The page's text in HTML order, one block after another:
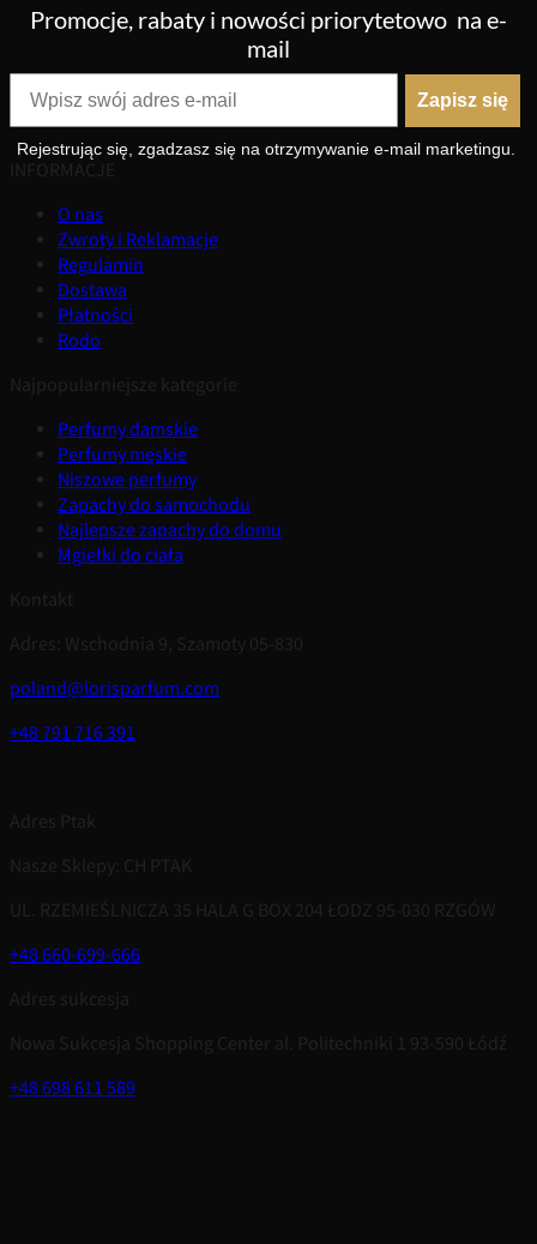
Promocje, rabaty i nowości priorytetowo na e-
mail
Zapisz się
Rejestrując się, zgadzasz się na otrzymywanie e-mail marketingu.
INFORMACJE
O nas
Zwroty i Reklamacje
Regulamin
Dostawa
Płatności
Rodo
Najpopularniejsze kategorie
Perfumy damskie
Perfumy męskie
Niszowe perfumy
Zapachy do samochodu
Najlepsze zapachy do domu
Mgiełki do ciała
Kontakt
Adres: Wschodnia 9, Szamoty 05-830
poland@lorisparfum.com
+48 791 716 391
Adres Ptak
Nasze Sklepy: CH PTAK
UL. RZEMIEŚLNICZA 35 HALA G BOX 204 ŁODZ 95-030 RZGÓW
+48 660-699-666
Adres sukcesja
Nowa Sukcesja Shopping Center al. Politechniki 1 93-590 Łódź
+48 698 611 589